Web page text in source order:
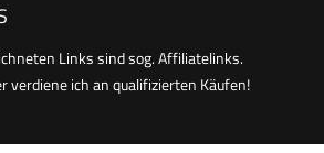
Links sind sog. Affiliatelinks.
verdiene ich an qualifizierten Käufen!